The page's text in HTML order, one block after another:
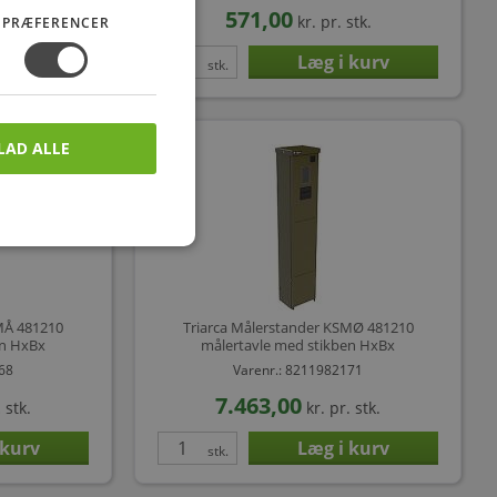
571,00 kr. pr. stk.
stk.
481210
HxBx
stk.
Triarca Målerstander KSMØ 481210
målertavle med stikben HxBx
Varenr.: 8211982171
7.463,00 kr. pr. stk.
stk.
PRÆFERENCER
ALLE